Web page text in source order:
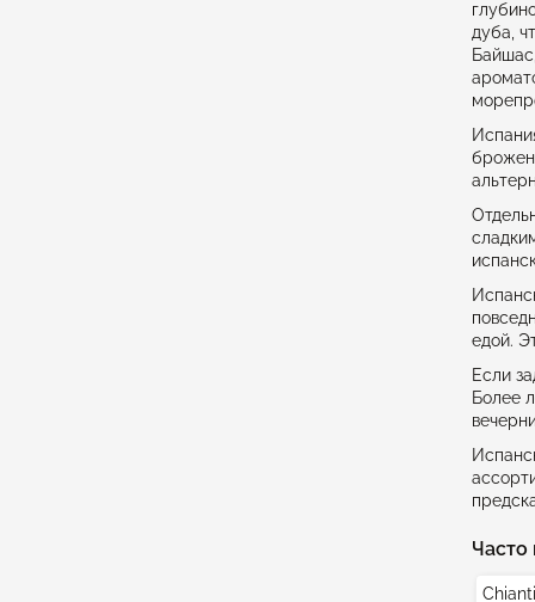
дуба,
едой.
Если
Более
Часто
Chianti